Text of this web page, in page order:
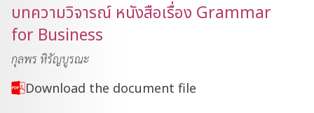
บทความวิจารณ์ หนังสือเรื่อง Grammar
for Business
กุลพร หิรัญบูรณะ
Download the document file